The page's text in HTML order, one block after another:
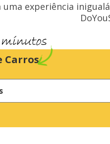
uma experiência
Carros